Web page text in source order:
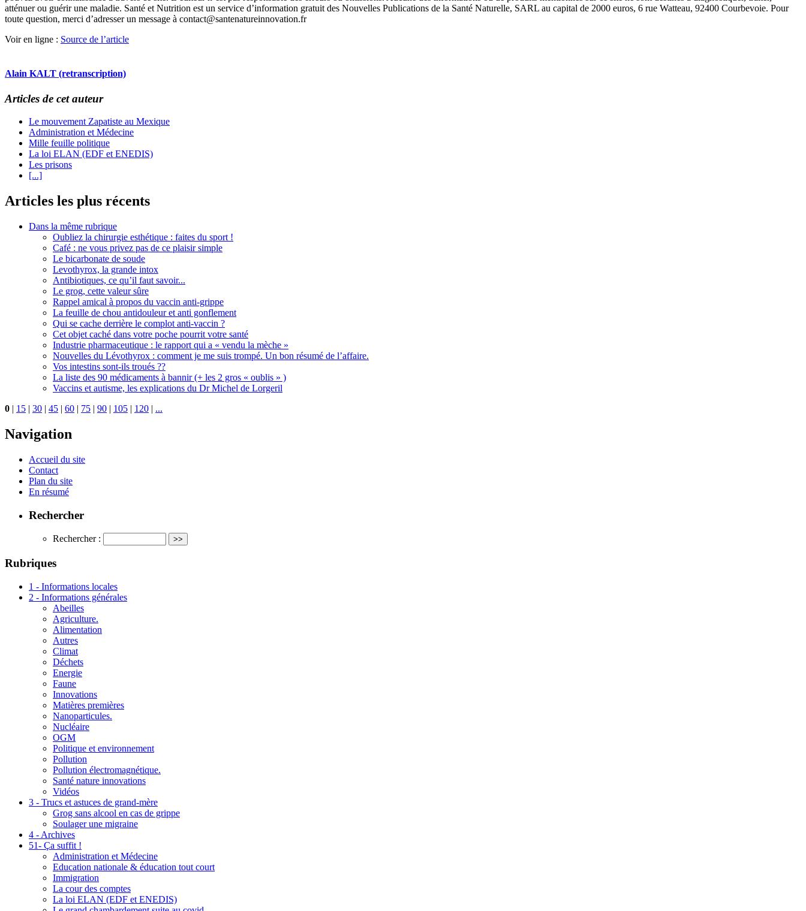
atténuer ou guérir une maladie. Santé et Nutrition est un service d’information gratuit des Nouvelles Publications de la Santé Naturelle, SARL au capital de 2000 euros, 6 rue Watteau, 92400 Courbevoie. Pour
toute question, merci d’adresser un message à contact@santenatureinnovation.fr
Voir en ligne : Source de l’article
Alain KALT (retranscription)
Articles de cet auteur
Le mouvement Zapatiste au Mexique
Administration et Médecine
Mille feuille politique
La loi ELAN (EDF et ENEDIS)
Les prisons
[...]
Articles les plus récents
Dans la même rubrique
Oubliez la chirurgie esthétique : faites du sport !
Café : ne vous privez pas de ce plaisir simple
Le bicarbonate de soude
Levothyrox, la grande intox
Antibiotiques, ce qu’il faut savoir...
Le grog, cette valeur sûre
Rappel amical à propos du vaccin anti-grippe
La feuille de chou antidouleur et anti gonflement
Qui se cache derrière le complot anti-vaccin ?
Cet objet caché dans votre poche pourrit votre santé
Industrie pharmaceutique : le rapport qui a « vendu la mèche »
Nouvelles du Lévothyrox : comment je me suis trompé. Un bon résumé de l’affaire.
Vos intestins sont-ils troués ??
La liste des 90 médicaments à bannir (+ les 2 gros « oublis » )
Vaccins et autisme, les explications du Dr Michel de Lorgeril
0 | 15 | 30 | 45 | 60 | 75 | 90 | 105 | 120 | ...
Navigation
Accueil du site
Contact
Plan du site
En résumé
Rechercher
Rechercher :
Rubriques
1 - Informations locales
2 - Informations générales
Abeilles
Agriculture.
Alimentation
Autres
Climat
Déchets
Energie
Faune
Innovations
Matières premières
Nanoparticules.
Nucléaire
OGM
Politique et environnement
Pollution
Pollution électromagnétique.
Santé nature innovations
Vidéos
3 - Trucs et astuces de grand-mère
Grog sans alcool en cas de grippe
Soulager une migraine
4 - Archives
51- Ça suffit !
Administration et Médecine
Education nationale & éducation tout court
Immigration
La cour des comptes
La loi ELAN (EDF et ENEDIS)